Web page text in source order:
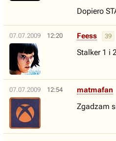
Dopiero
07.07.2009 12:20 Feess 39
Stalker 1 i
07.07.2009 12:54 matmafan
Zgadzam